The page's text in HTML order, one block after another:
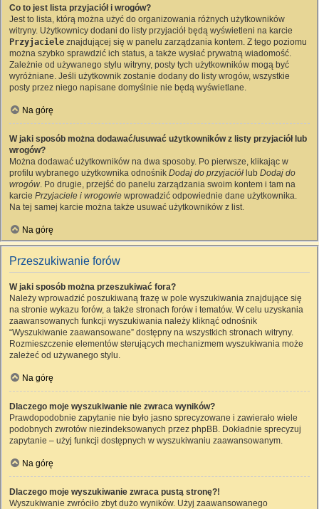
Co to jest lista przyjaciół i wrogów?
Jest to lista, którą można użyć do organizowania różnych użytkowników
witryny. Użytkownicy dodani do listy przyjaciół będą wyświetleni na karcie
Przyjaciele znajdującej się w panelu zarządzania kontem. Z tego poziomu
można szybko sprawdzić ich status, a także wysłać prywatną wiadomość.
Zależnie od używanego stylu witryny, posty tych użytkowników mogą być
wyróżniane. Jeśli użytkownik zostanie dodany do listy wrogów, wszystkie
posty przez niego napisane domyślnie nie będą wyświetlane.
Na górę
W jaki sposób można dodawać/usuwać użytkowników z listy przyjaciół lub
wrogów?
Można dodawać użytkowników na dwa sposoby. Po pierwsze, klikając w
profilu wybranego użytkownika odnośnik Dodaj do przyjaciół lub Dodaj do
wrogów. Po drugie, przejść do panelu zarządzania swoim kontem i tam na
karcie Przyjaciele i wrogowie wprowadzić odpowiednie dane użytkownika.
Na tej samej karcie można także usuwać użytkowników z list.
Na górę
Przeszukiwanie forów
W jaki sposób można przeszukiwać fora?
Należy wprowadzić poszukiwaną frazę w pole wyszukiwania znajdujące się
na stronie wykazu forów, a także stronach forów i tematów. W celu uzyskania
zaawansowanych funkcji wyszukiwania należy kliknąć odnośnik
“Wyszukiwanie zaawansowane” dostępny na wszystkich stronach witryny.
Rozmieszczenie elementów sterujących mechanizmem wyszukiwania może
zależeć od używanego stylu.
Na górę
Dlaczego moje wyszukiwanie nie zwraca wyników?
Prawdopodobnie zapytanie nie było jasno sprecyzowane i zawierało wiele
podobnych zwrotów niezindeksowanych przez phpBB. Dokładnie sprecyzuj
zapytanie – użyj funkcji dostępnych w wyszukiwaniu zaawansowanym.
Na górę
Dlaczego moje wyszukiwanie zwraca pustą stronę?!
Wyszukiwanie zwróciło zbyt dużo wyników. Użyj zaawansowanego